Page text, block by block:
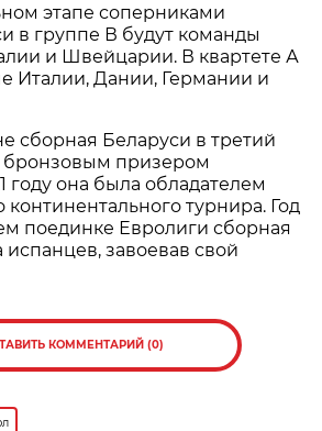
этапе соперниками
в группе В будут команды
и Швейцарии. В квартете А
Италии, Дании, Германии и
сборная Беларуси в третий
бронзовым призером
году она была обладателем
континентального турнира. Год
поединке Евролиги сборная
завоевав свой
КОММЕНТАРИЙ (0)